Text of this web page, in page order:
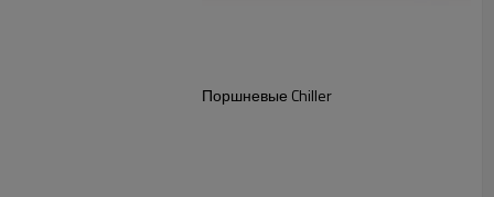
Поршневые Chiller